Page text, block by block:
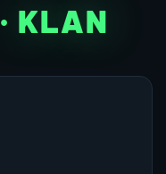
· KLAN